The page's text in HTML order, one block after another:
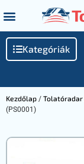
Kategóriák
Kezdőlap / Tolatóradar
(PS0001)